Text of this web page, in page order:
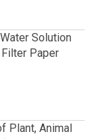
Solution
Paper
Plant, Animal